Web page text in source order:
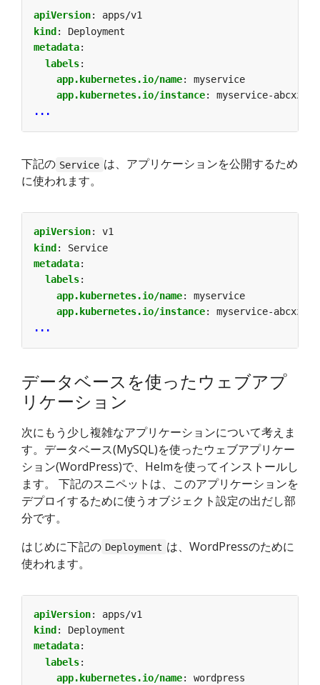
apiVersion:
apps/v1
kind :
Deployment
metadata:
labels:
app.kubernetes.io/name:
myservice
app.kubernetes.io/instance:
myservice-abcxzy
...
下記の Service は、アプリケーションを公開するため
に使われます。
apiVersion:
v1
kind :
Service
metadata:
labels:
app.kubernetes.io/name:
myservice
app.kubernetes.io/instance:
myservice-abcxzy
...
データベースを使ったウェブアプ
リケーション
次にもう少し複雑なアプリケーションについて考えま
す。データベース(MySQL)を使ったウェブアプリケー
ション(WordPress)で、Helmを使ってインストールし
ます。 下記のスニペットは、このアプリケーションを
デプロイするために使うオブジェクト設定の出だし部
分です。
はじめに下記の Deployment は、WordPressのために
使われます。
apiVersion:
apps/v1
kind :
Deployment
metadata:
labels:
app.kubernetes.io/name:
wordpress